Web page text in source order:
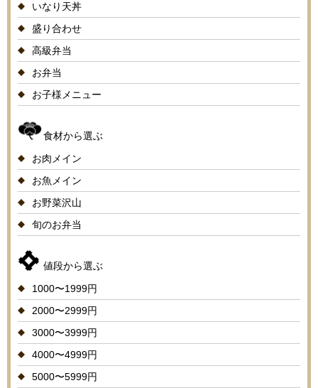
いなり天丼
盛り合わせ
高級弁当
お弁当
お子様メニュー
食材から選ぶ
お肉メイン
お魚メイン
お野菜沢山
旬のお弁当
値段から選ぶ
1000〜1999円
2000〜2999円
3000〜3999円
4000〜4999円
5000〜5999円